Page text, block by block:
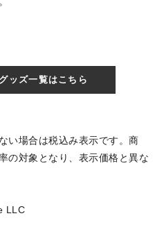
ッズ一覧はこちら
い場合は税込み表示です。商
の対象となり、表示価格と異な
LLC